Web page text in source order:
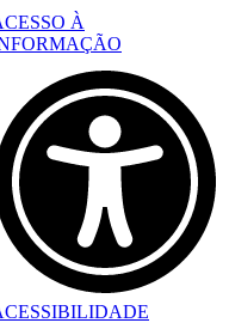
À